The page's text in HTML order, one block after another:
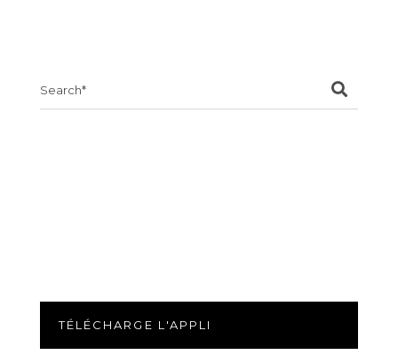
TÉLÉCHARGE L'APPLI